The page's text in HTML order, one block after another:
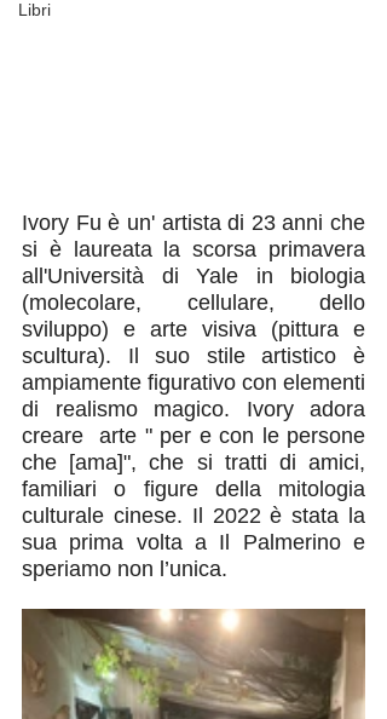
Libri
Ivory Fu è un' artista di 23 anni che
si è laureata la scorsa primavera
all'Università di Yale in biologia
(molecolare, cellulare, dello
sviluppo) e arte visiva (pittura e
scultura). Il suo stile artistico è
ampiamente figurativo con elementi
di realismo magico. Ivory adora
creare  arte " per e con le persone
che [ama]", che si tratti di amici,
familiari o figure della mitologia
culturale cinese. Il 2022 è stata la
sua prima volta a Il Palmerino e
speriamo non l’unica.